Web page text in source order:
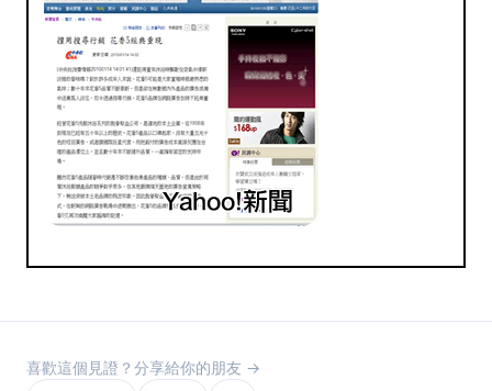
喜歡這個見證？分享給你的朋友 →